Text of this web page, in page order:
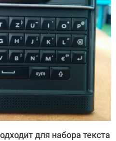
для набора текста